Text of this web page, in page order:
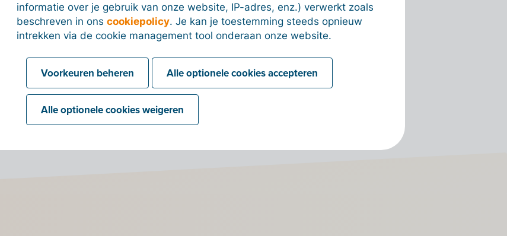
veilig afgeleverd bij de ontvanger, volledig
het Europees Parlement. En aangezien Billit
zich niet te verdiepen in de specifieke
informatie over je gebruik van onze website, IP-adres, enz.) verwerkt zoals
beschreven in onscookiepolicy. Je kan je toestemming steeds opnieuw
intrekken via de cookie management tool onderaan onze website.
Voorkeuren beheren Alle optionele cookies accepteren
Alle optionele cookies weigeren